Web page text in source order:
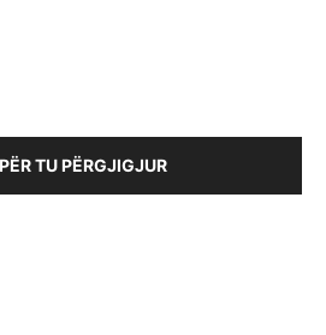
TU PËRGJIGJUR